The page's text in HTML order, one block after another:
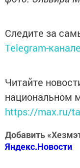
Следите за
Telegram-канале
Читайте
национальном
https://max.ru/
Добавить
Яндекс.Новости